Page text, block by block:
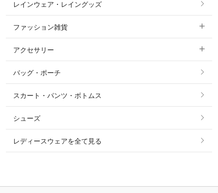
パーカー・トレーナー・スウェット
ニット・セーター
シャツ・ブラウス・ワンピース
ジャケット・ブルゾン
その他 アウター
すべての競技用ウェア
ショージャケット
ショーシャツ
レインウェア・レイングッズ
ファッション雑貨
すべてのファッション雑貨
ソックス
ベルト
マフラー・スカーフ・ストール・スヌード
アクセサリー
すべてのアクセサリー
リング
ピアス・イヤリング
バッグ・ポーチ
スカート・パンツ・ボトムス
シューズ
レディースウェアを全て見る